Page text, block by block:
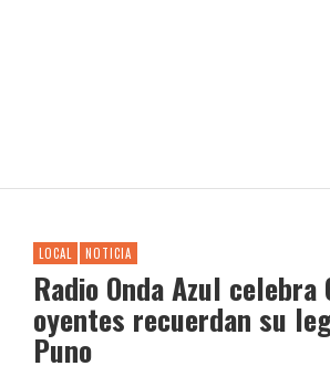
LOCAL NOTICIA
Radio Onda Azul celebra
oyentes recuerdan su
Puno